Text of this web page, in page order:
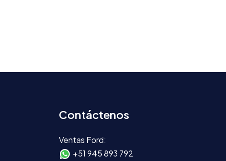
Contáctenos
Ventas Ford:
+51 945 893 792